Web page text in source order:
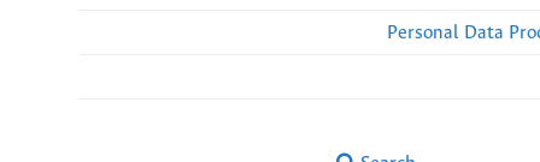
Personal Data